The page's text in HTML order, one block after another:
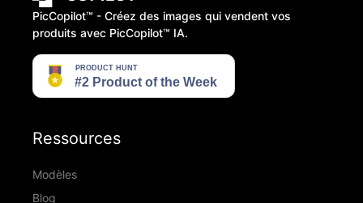
PicCopilot™️ - Créez des images qui vendent vos
produits avec PicCopilot™️ IA.
Ressources
Modèles
Blog